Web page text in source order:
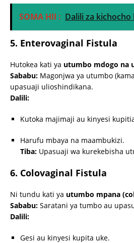
SOMA HII : Dalili za
5. Enterovaginal Fistula
Hutokea kati ya utumbo mdogo na
Sababu: Magonjwa ya utumbo
upasuaji ulioshindikana.
Dalili:
Kutoka majimaji au kinyesi
Harufu mbaya na maambukizi.
Tiba: Upasuaji wa kurekebisha
6. Colovaginal Fistula
Ni tundu kati ya utumbo mpana
Sababu: Saratani ya tumbo au
Dalili:
Gesi au kinyesi kupita uke.